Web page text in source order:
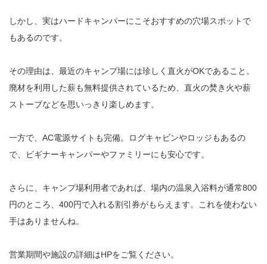
しかし、実はハードキャンパーにこそおすすめの穴場スポットで
もあるのです。
その理由は、最近のキャンプ場には珍しく直火がOKであること。
廃材を利用した薪も無料提供されているため、直火の焚き火や薪
ストーブなどを思いっきり楽しめます。
一方で、AC電源サイトも完備。ログキャビンやロッジもあるの
で、ビギナーキャンパーやファミリーにも安心です。
さらに、キャンプ場利用者であれば、場内の温泉入浴料が通常800
円のところ、400円で入れる割引券がもらえます。これを使わない
手はありませんね。
営業期間や施設の詳細はHPをご覧ください。